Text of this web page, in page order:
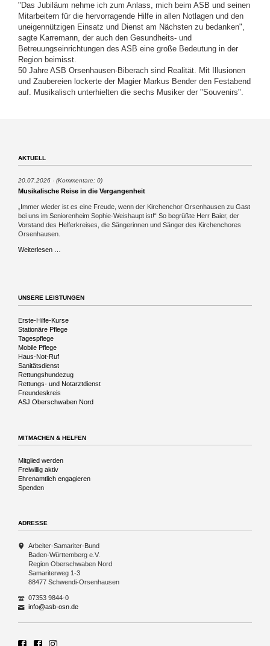
"Das Jubiläum nehme ich zum Anlass, mich beim ASB und seinen
Mitarbeitern für die hervorragende Hilfe in allen Notlagen und den
uneigennützigen Einsatz und Dienst am Nächsten zu bedanken",
sagte Karremann, der auch den Gesundheits- und
Betreuungseinrichtungen des ASB eine große Bedeutung in der
Region beimisst.
50 Jahre ASB Orsenhausen-Biberach sind Realität. Mit Illusionen
und Zaubereien lockerte der Magier Markus Bender den Festabend
auf. Musikalisch unterhielten die sechs Musiker der "Souvenirs".
AKTUELL
20.07.2026 (Kommentare: 0)
Musikalische Reise in die Vergangenheit
„Immer wieder ist es eine Freude, wenn der Kirchenchor Orsenhausen zu Gast
bei uns im Seniorenheim Sophie-Weishaupt ist!“ So begrüßte Herr Baier, der
Vorstand des Helferkreises, die Sängerinnen und Sänger des Kirchenchores
Orsenhausen.
Weiterlesen …
UNSERE LEISTUNGEN
Navigation
überspringen
Erste-Hilfe-Kurse
Stationäre Pflege
Tagespflege
Mobile Pflege
Haus-Not-Ruf
Sanitätsdienst
Rettungshundezug
Rettungs- und Notarztdienst
Freundeskreis
ASJ Oberschwaben Nord
MITMACHEN & HELFEN
Navigation
überspringen
Mitglied werden
Freiwillig aktiv
Ehrenamtlich engagieren
Spenden
ADRESSE
Arbeiter-Samariter-Bund
Baden-Württemberg e.V.
Region Oberschwaben Nord
Samariterweg 1-3
88477 Schwendi-Orsenhausen
07353 9844-0
info@asb-osn.de